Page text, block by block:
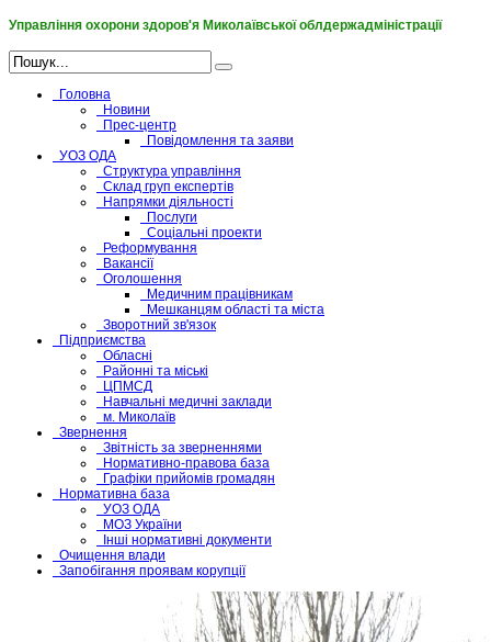
Управління охорони здоров'я Миколаївської облдержадміністрації
Головна
Новини
Прес-центр
Повідомлення та заяви
УОЗ ОДА
Структура управління
Склад груп експертів
Напрямки діяльності
Послуги
Соціальні проекти
Реформування
Вакансії
Оголошення
Медичним працівникам
Мешканцям області та міста
Зворотний зв'язок
Підприємства
Обласні
Районні та міські
ЦПМСД
Навчальні медичні заклади
м. Миколаїв
Звернення
Звітність за зверненнями
Нормативно-правова база
Графіки прийомів громадян
Нормативна база
УОЗ ОДА
МОЗ України
Інші нормативні документи
Очищення влади
Запобігання проявам корупції